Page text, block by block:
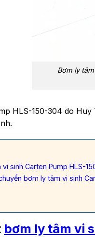
Bơm ly
HLS-150-304 do
sinh Carten Pump HLS-
bơm ly tâm vi sinh
bơm ly tâm vi